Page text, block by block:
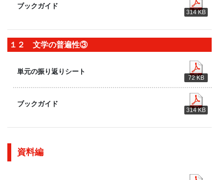
ブックガイド
314 KB
１２ 文学の普遍性③
単元の振り返りシート
72 KB
ブックガイド
314 KB
資料編